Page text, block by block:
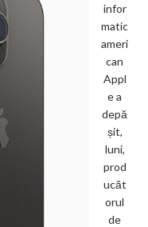
infor
matic
ameri
can
Appl
e a
depă
șit,
luni,
prod
ucăt
orul
de